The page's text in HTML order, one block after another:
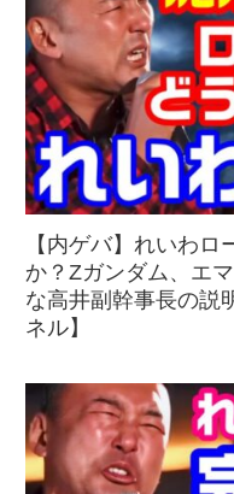
【内ゲバ】れいわ
か？Zガンダム、エ
な高井副幹事長の説
ネル】